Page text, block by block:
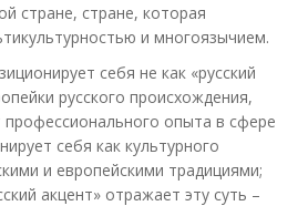
стране, стране, которая
и многоязычием.
себя не как «русский
русского происхождения,
опыта в сфере
себя как культурного
и европейскими традициями;
акцент» отражает эту суть –